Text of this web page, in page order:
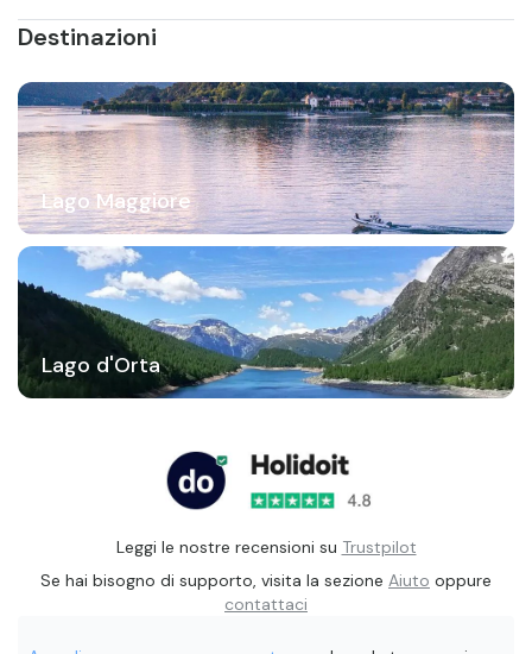
Destinazioni
Lago Maggiore
Lago d'Orta
Leggi le nostre recensioni su Trustpilot
Se hai bisogno di supporto, visita la sezione Aiuto oppure
contattaci